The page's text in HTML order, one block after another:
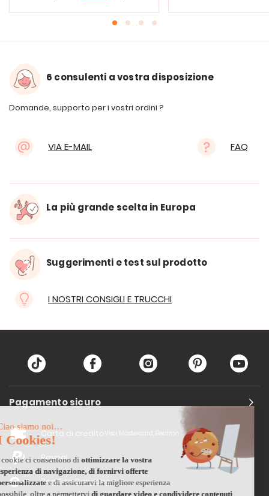
6 consulenti a vostra disposizione
Domande, supporto per i vostri ordini ?
VIA E-MAIL FAQ
La più grande scelta in Europa
Suggerimenti e test sul prodotto
I NOSTRI CONSIGLI E TRUCCHI
Pagamento sicuro
Carta di credito Visa, Mastercard, Electron
Paypal
Bonifico Bancario